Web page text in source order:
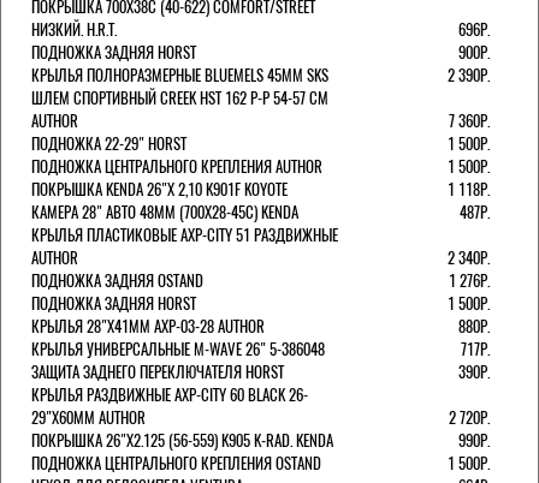
ПОКРЫШКА 700X38С (40-622) COMFORT/STREET
НИЗКИЙ. H.R.T.
696Р.
ПОДНОЖКА ЗАДНЯЯ HORST
900Р.
КРЫЛЬЯ ПОЛНОРАЗМЕРНЫЕ BLUEMELS 45MM SKS
2 390Р.
ШЛЕМ СПОРТИВНЫЙ CREEK HST 162 Р-Р 54-57 СМ
AUTHOR
7 360Р.
ПОДНОЖКА 22-29" HORST
1 500Р.
ПОДНОЖКА ЦЕНТРАЛЬНОГО КРЕПЛЕНИЯ AUTHOR
1 500Р.
ПОКРЫШКА KENDA 26"Х 2,10 K901F KOYOTE
1 118Р.
КАМЕРА 28" АВТО 48ММ (700Х28-45С) KENDA
487Р.
КРЫЛЬЯ ПЛАСТИКОВЫЕ AXP-CITY 51 РАЗДВИЖНЫЕ
AUTHOR
2 340Р.
ПОДНОЖКА ЗАДНЯЯ OSTAND
1 276Р.
ПОДНОЖКА ЗАДНЯЯ HORST
1 500Р.
КРЫЛЬЯ 28"Х41ММ AXP-03-28 AUTHOR
880Р.
КРЫЛЬЯ УНИВЕРСАЛЬНЫЕ M-WAVE 26" 5-386048
717Р.
ЗАЩИТА ЗАДНЕГО ПЕРЕКЛЮЧАТЕЛЯ HORST
390Р.
КРЫЛЬЯ РАЗДВИЖНЫЕ AXP-CITY 60 BLACK 26-
29"Х60ММ AUTHOR
2 720Р.
ПОКРЫШКА 26"Х2.125 (56-559) K905 K-RAD. KENDA
990Р.
ПОДНОЖКА ЦЕНТРАЛЬНОГО КРЕПЛЕНИЯ OSTAND
1 500Р.